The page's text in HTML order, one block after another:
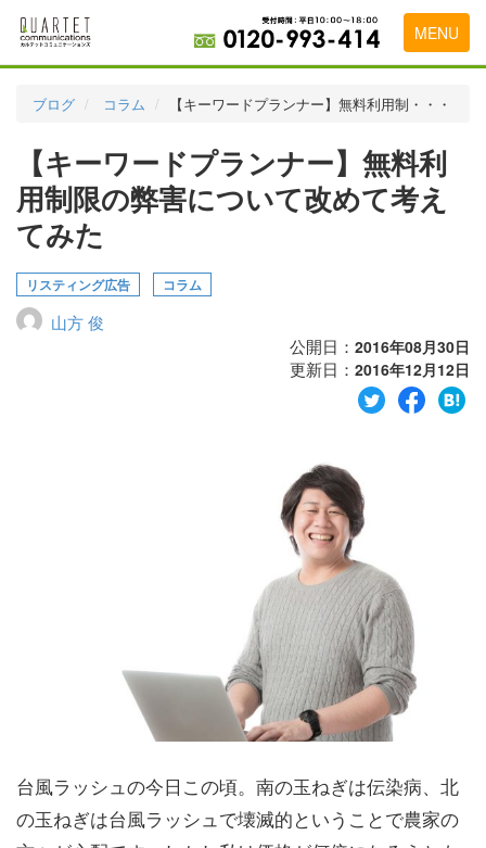
MENU
実績・お客様の声
初めて導入をお考えの方
広告代理店・HP制作会社様へ
ブログ コラム 【キーワードプランナー】無料利用制・・・
【キーワードプランナー】無料利
用制限の弊害について改めて考え
てみた
リスティング広告 コラム
山方 俊
公開日： 2016年08月30日
更新日： 2016年12月12日
台風ラッシュの今日この頃。南の玉ねぎは伝染病、北
の玉ねぎは台風ラッシュで壊滅的ということで農家の